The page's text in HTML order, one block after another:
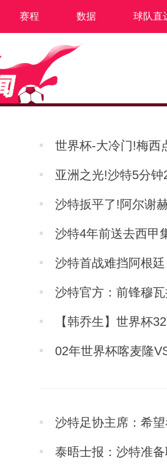
赛程 数据 球队直
世界杯-大冷门!梅西
亚洲之光!沙特5分
沙特扳平了!阿尔谢
沙特4年前送去西甲
沙特首战难挡阿根
沙特官方：前锋穆
【韩乔生】世界杯
02年世界杯喀麦隆
沙特足协主席：希
泰晤士报：沙特准